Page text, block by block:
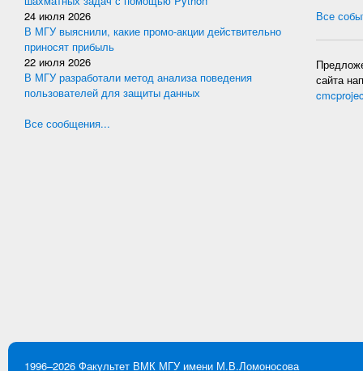
24 июля 2026
В МГУ выяснили, какие промо-акции действительно
приносят прибыль
22 июля 2026
В МГУ разработали метод анализа поведения
пользователей для защиты данных
Все сообщения...
Все
сайта
1996–2026 Факультет ВМК МГУ имени М.В.Ломоносова